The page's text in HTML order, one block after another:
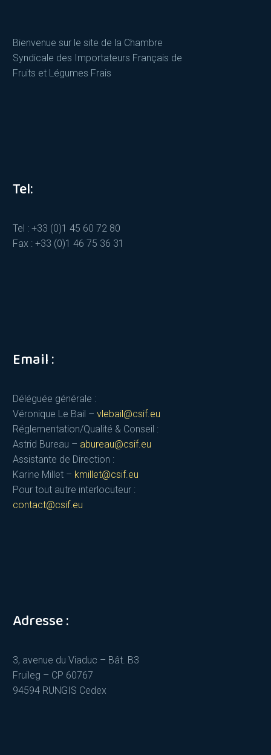
Bienvenue sur le site de la Chambre
Syndicale des Importateurs Français de
Fruits et Légumes Frais
Tel:
Tel : +33 (0)1 45 60 72 80
Fax : +33 (0)1 46 75 36 31
Email :
Déléguée générale :
Véronique Le Bail – vlebail@csif.eu
Réglementation/Qualité & Conseil :
Astrid Bureau – abureau@csif.eu
Assistante de Direction :
Karine Millet – kmillet@csif.eu
Pour tout autre interlocuteur :
contact@csif.eu
Adresse :
3, avenue du Viaduc – Bât. B3
Fruileg – CP 60767
94594 RUNGIS Cedex